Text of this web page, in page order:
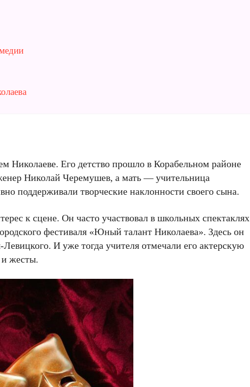
Николаеве. Его детство прошло в Корабельном районе
Николай Черемушев, а мать — учительница
поддерживали творческие наклонности своего сына.
к сцене. Он часто участвовал в школьных спектаклях
фестиваля «Юный талант Николаева». Здесь он
И уже тогда учителя отмечали его актерскую
и жесты.